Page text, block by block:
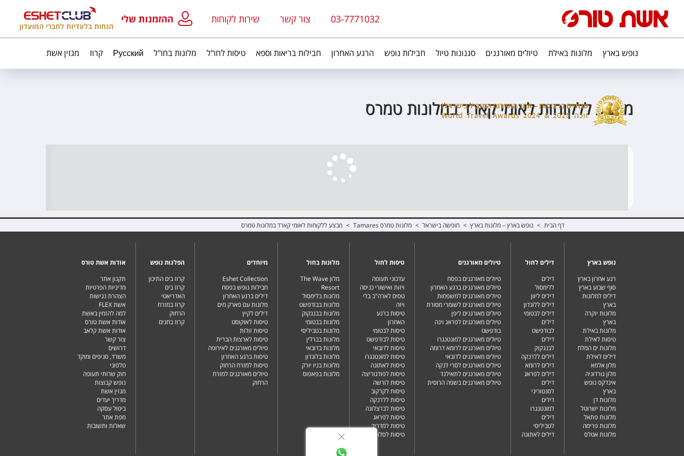
03-7771032 צור קשר שירות לקוחות ההזמנות שלי
הנחות בלעדיות לחברי המועדון
נופש בארץ מלונות באילת טיולים מאורגנים סגנונות טיול חבילות נופש הרגע האחרון חבילות בריאות וספא טיסות לחו"ל מלונות בחו"ל Русский קרוז מגזין אשת
מבצע ללקוחות לאומי קארד במלונות טמרס
דף הבית > נופש בארץ – מלונות בארץ > חופשה בישראל > מלונות טמרס Tamares > מבצע ללקוחות לאומי קארד במלונות טמרס
נופש בארץ
רגע אחרון בארץ
סוף שבוע בארץ
דילים למלונות
בארץ
מלונות יוקרה
בארץ
מלונות באילת
טיסות לאילת
מלונות ים המלח
דילים לאילת
מלון אלמא
מלון גורדוניה
אינדקס נופש
בארץ
מלונות דן
מלונות ישרוטל
מלונות פתאל
מלונות פרימה
מלונות אטלס
דילים לחול
דילים
ללימסול
דילים ליוון
דילים ללונדון
דילים לבטומי
דילים
לבודפשט
דילים
לבנגקוק
דילים ללרנקה
דילים לרומא
דילים לפראג
דילים
לסנטוריני
דילים
למונטנגרו
דילים
לטביליסי
דילים לאתונה
טיולים מאורגנים
טיולים מאורגנים בפסח
טיולים מאורגנים ברגע האחרון
טיולים מאורגנים למשפחות
טיולים מאורגנים לשומרי מסורת
טיולים מאורגנים ליפן
טיולים מאורגנים לפראג וינה
בודפשט
טיולים מאורגנים למונטנגרו
טיולים מאורגנים לרומא דרומה
טיולים מאורגנים לדובאי
טיולים מאורגנים לסרי לנקה
טיולים מאורגנים לתאילנד
טיולים מאורגנים בשפה הרוסית
טיסות לחול
עדכוני תעופה
ויזות ואישורי כניסה
טסים לארה"ב בלי
ויזה
טיסות ברגע
האחרון
טיסות לבטומי
טיסות לבודפשט
טיסות לדובאי
טיסות למונטנגרו
טיסות לאתונה
טיסות לפודגוריצה
טיסות לורשה
טיסות לקרקוב
טיסות ללרנקה
טיסות לברצלונה
טיסות לפראג
טיסות למדריד
טיסות לסלוניקי
מלונות בחול
מלון The Wave
Resort
מלונות בלימסול
מלונות בבודפשט
מלונות בבנגקוק
מלונות בבטומי
מלונות בטביליסי
מלונות בברלין
מלונות בדובאי
מלונות בלונדון
מלונות בניו יורק
מלונות בפאפוס
מיוחדים
Eshet Collection
חבילות נופש בפסח
דילים ברגע האחרון
מלונות עם פארק מים
דילים לקיץ
טיסות לאוקוסט
טיסות זולות
טיסות לארצות הברית
טיולים מאורגנים לאירופה
טיסות ברגע האחרון
טיסות למזרח הרחוק
טיולים מאורגנים למזרח
הרחוק
הפלגות נופש
קרוז בים התיכון
קרוז בים
האדריאטי
קרוז במזרח
הרחוק
קרוז בחגים
אודות אשת טורס
תקנון אתר
מדיניות הפרטיות
הצהרת נגישות
אשת FLEX
למה להזמין באשת
אודות אשת טורס
אודות אשת קלאב
צור קשר
דרושים
משרד, סניפים ומוקד
טלפוני
חוק שרותי תעופה
נופש קבוצות
מגזין אשת
מדריך יעדים
ביטול עסקה
מפת אתר
שאלות ותשובות